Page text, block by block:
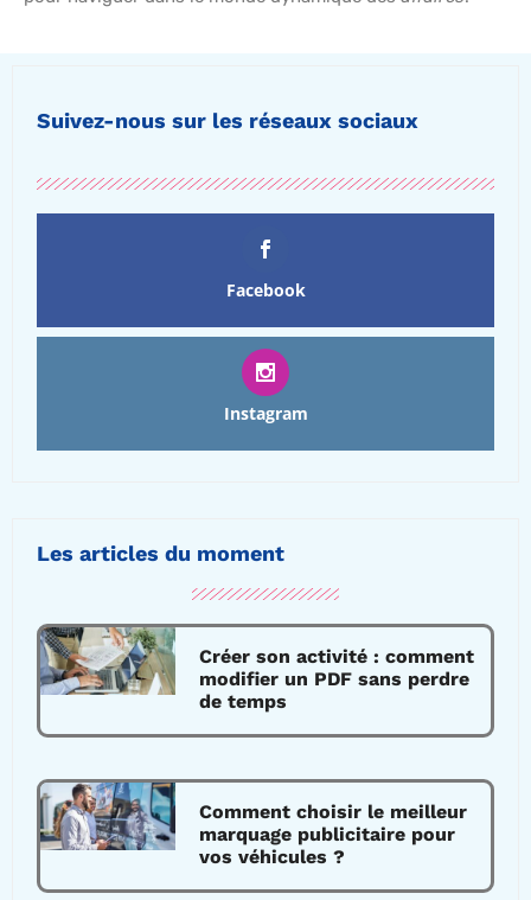
Suivez-nous sur les réseaux sociaux
Facebook
Instagram
Les articles du moment
Créer son activité : comment
modifier un PDF sans perdre
de temps
Comment choisir le meilleur
marquage publicitaire pour
vos véhicules ?